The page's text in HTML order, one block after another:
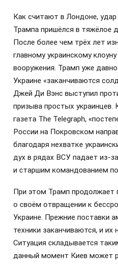
Как считают в Лондоне,
Трампа пришёлся в тяжёлое
После более чем трёх лет
главному украинскому
вооружения. Трамп уже
Украине «заканчиваются
Джей Ди Вэнс выступил
призыва простых украинцев.
газета The Telegraph,
России на Покровском
благодаря нехватке
дух в рядах ВСУ падает из-
и старшим командованием
При этом Трамп продолжает
о своём отвращении к
Украине. Прежние поставки
техники заканчиваются, и их
Ситуация складывается
данный момент Киев может